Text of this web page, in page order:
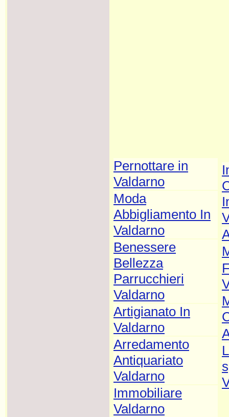
Pernottare in
Valdarno
Moda
Abbigliamento In
Valdarno
Benessere
Bellezza
Parrucchieri
Valdarno
Artigianato In
Valdarno
Arredamento
Antiquariato
Valdarno
Immobiliare
Valdarno